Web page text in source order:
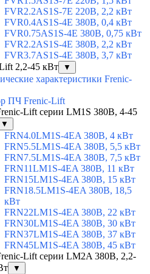
FVR2.2AS1S-7E 220В, 2,2 кВт
FVR0.4AS1S-4E 380В, 0,4 кВт
FVR0.75AS1S-4E 380В, 0,75 кВт
FVR2.2AS1S-4E 380В, 2,2 кВт
FVR3.7AS1S-4E 380В, 3,7 кВт
2,2-45 кВт
▼
характеристики Frenic-
ПЧ Frenic-Lift
Lift серии LM1S 380В, 4-45
▼
FRN4.0LM1S-4EA 380В, 4 кВт
FRN5.5LM1S-4EA 380В, 5,5 кВт
FRN7.5LM1S-4EA 380В, 7,5 кВт
FRN11LM1S-4EA 380В, 11 кВт
FRN15LM1S-4EA 380В, 15 кВт
FRN18.5LM1S-4EA 380В, 18,5
кВт
FRN22LM1S-4EA 380В, 22 кВт
FRN30LM1S-4EA 380В, 30 кВт
FRN37LM1S-4EA 380В, 37 кВт
FRN45LM1S-4EA 380В, 45 кВт
Lift серии LM2A 380В, 2,2-
▼